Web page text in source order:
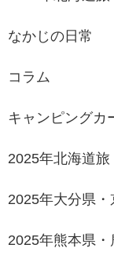
なかじの日常
コラム
キャンピングカ
2025年北海道旅
2025年大分県
2025年熊本県